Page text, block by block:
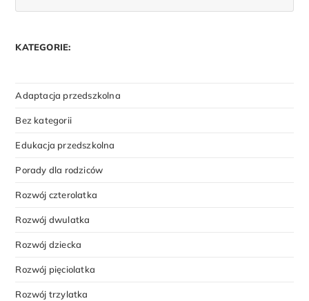
KATEGORIE:
Adaptacja przedszkolna
Bez kategorii
Edukacja przedszkolna
Porady dla rodziców
Rozwój czterolatka
Rozwój dwulatka
Rozwój dziecka
Rozwój pięciolatka
Rozwój trzylatka